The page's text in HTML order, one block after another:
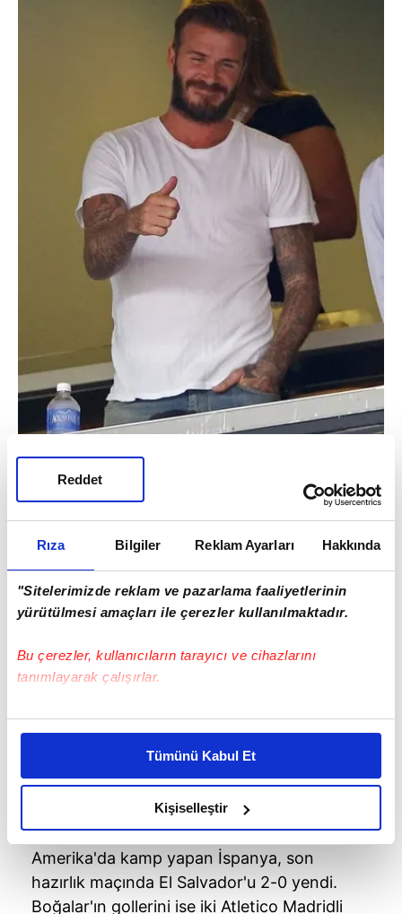
Rıza Bilgiler Reklam Ayarları Hakkında
"Sitelerimizde reklam ve pazarlama faaliyetlerinin
yürütülmesi amaçları ile çerezler kullanılmaktadır.
Bu çerezler, kullanıcıların tarayıcı ve cihazlarını
tanımlayarak çalışırlar.
Bu çerezlere izin vermeniz halinde sizlere özel
daha iyi reklam deneyimi yaşatabiliriz. Bunu yaparken
amacımızın size daha iyi bir reklam deneyimi sunmak
olduğunu ve sizlere en iyi içerikleri sunabilmek adına
elimizden gelen çabayı gösterdiğimizi ve bu noktada,
reklamların maliyetlerimizi karşılamak noktasında tek gelir
kalemimiz olduğunu sizlere hatırlatmak isteriz.
Tümünü Kabul Et
Kişiselleştir
Reddet
İngiltere'yi Amerika'da David Bechkam da
yalnız bırakmadı.
Amerika'da kamp yapan İspanya, son
hazırlık maçında El Salvador'u 2-0 yendi.
Boğalar'ın gollerini ise iki Atletico Madridli